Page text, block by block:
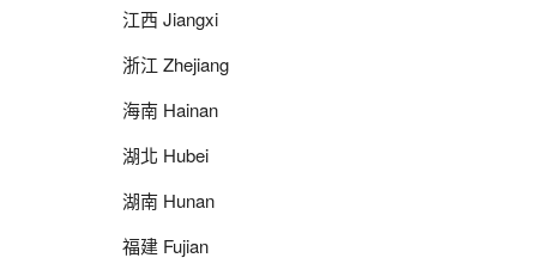
江西 Jiangxi
浙江 Zhejiang
海南 Hainan
湖北 Hubei
湖南 Hunan
福建 Fujian